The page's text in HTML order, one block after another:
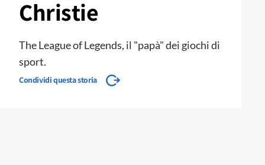
Christie
The League of Legends, il "papà" dei giochi di
sport.
Condividi questa storia